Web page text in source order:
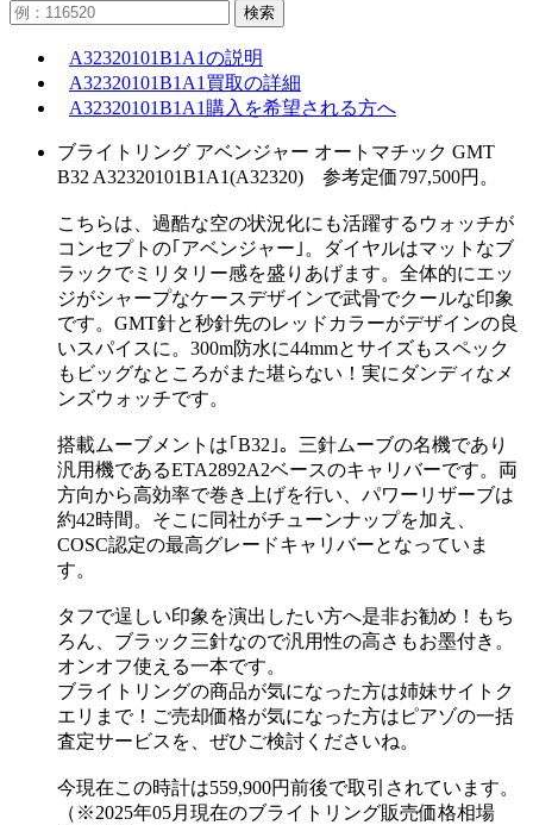
検索
A32320101B1A1の説明
A32320101B1A1買取の詳細
A32320101B1A1購入を希望される方へ
ブライトリング アベンジャー オートマチック GMT
B32 A32320101B1A1(A32320) 参考定価797,500円。
こちらは、過酷な空の状況化にも活躍するウォッチが
コンセプトの｢アベンジャー｣。ダイヤルはマットなブ
ラックでミリタリー感を盛りあげます。全体的にエッ
ジがシャープなケースデザインで武骨でクールな印象
です。GMT針と秒針先のレッドカラーがデザインの良
いスパイスに。300m防水に44mmとサイズもスペック
もビッグなところがまた堪らない！実にダンディなメ
ンズウォッチです。
搭載ムーブメントは｢B32｣。三針ムーブの名機であり
汎用機であるETA2892A2ベースのキャリバーです。両
方向から高効率で巻き上げを行い、パワーリザーブは
約42時間。そこに同社がチューンナップを加え、
COSC認定の最高グレードキャリバーとなっていま
す。
タフで逞しい印象を演出したい方へ是非お勧め！もち
ろん、ブラック三針なので汎用性の高さもお墨付き。
オンオフ使える一本です。
ブライトリングの商品が気になった方は姉妹サイトク
エリまで！ご売却価格が気になった方はピアゾの一括
査定サービスを、ぜひご検討くださいね。
今現在この時計は559,900円前後で取引されています。
（※2025年05月現在のブライトリング販売価格相場